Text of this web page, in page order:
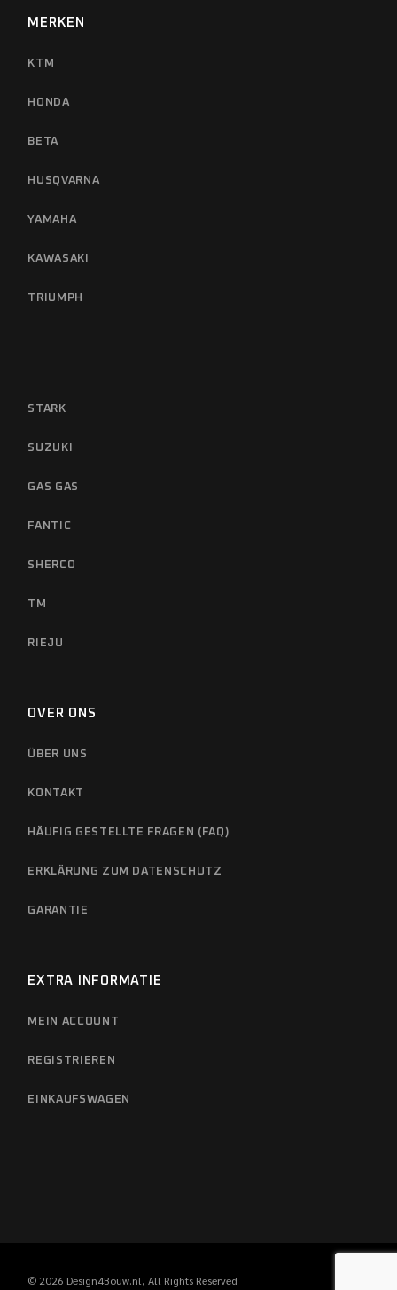
MERKEN
KTM
HONDA
BETA
HUSQVARNA
YAMAHA
KAWASAKI
TRIUMPH
STARK
SUZUKI
GAS GAS
FANTIC
SHERCO
TM
RIEJU
OVER ONS
ÜBER UNS
KONTAKT
HÄUFIG GESTELLTE FRAGEN (FAQ)
ERKLÄRUNG ZUM DATENSCHUTZ
GARANTIE
EXTRA INFORMATIE
MEIN ACCOUNT
REGISTRIEREN
EINKAUFSWAGEN
© 2026 Design4Bouw.nl, All Rights Reserved